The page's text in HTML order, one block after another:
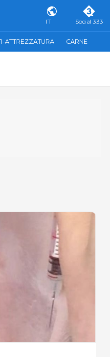
IT Social 333
ATTREZZATURA CARNE